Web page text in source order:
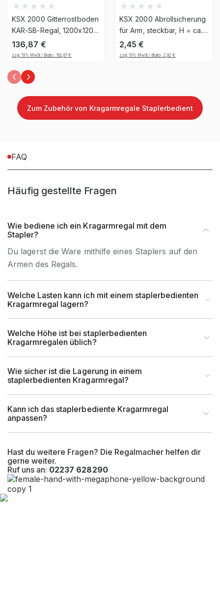
Anlieferart
Beständigkeit
Ja, jedoch nicht für die
dauerhafte Verwendung im
Außenbereich geeignet
Befestigungsart
Material Stahl
KSX 2000 Gitterrostboden
KAR-SB-Regal, 1200x1200
mm, Traglast 12,26 kg/m²,
Stahl verzinkt - RAECKS
136,87 €
zzgl. 19% MwSt / Brutto :162,87€
KSX 2000 Abrollsicherung
für Arm, steckbar, H = ca.
200 mm
2,45€
zzgl. 19% MwSt / Brutto :2,92€
Zum Zubehör von Kragarmregale Staplerbedient
FAQ
Häufig gestellte Fragen
Hast du weitere Fragen? Die Regalmacher helfen dir
gerne weiter.
Ruf uns an: 02237 628290
Wie bediene ich ein Kragarmregal mit dem
Stapler?
Du lagerst die Ware mithilfe eines Staplers auf den
Armen des Regals.
Welche Lasten kann ich mit einem staplerbedienten
Kragarmregal lagern?
Welche Höhe ist bei staplerbedienten
Kragarmregalen üblich?
Wie sicher ist die Lagerung in einem
staplerbedienten Kragarmregal?
Kann ich das staplerbediente Kragarmregal
anpassen?